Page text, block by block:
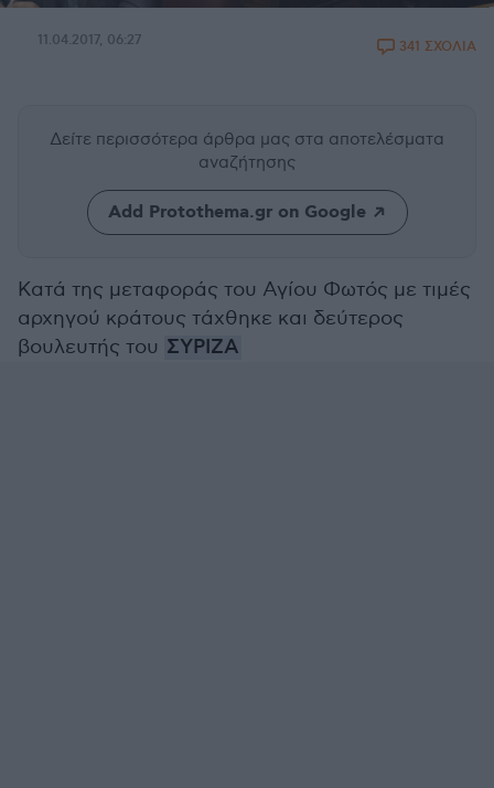
11.04.2017, 06:27 341 ΣΧΟΛΙΑ
Δείτε περισσότερα άρθρα μας στα αποτελέσματα
αναζήτησης
Add Protothema.gr on Google
Κατά της μεταφοράς του Αγίου Φωτός με τιμές
αρχηγού κράτους τάχθηκε και δεύτερος
βουλευτής του ΣΥΡΙΖΑ